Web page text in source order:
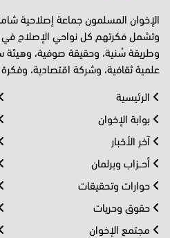
الإخوان المسلمون جماعة إصلاحية
وتشمل فكرتهم كل نواحي الإصلاح
وطريقة سُنية، وحقيقة صوفية، وهيئة
علمية ثقافية، وشركة اقتصادية، وفكرة
الرئيسية
بوابة الإخوان
آخر الأخبار
أحــزاب وبرلمان
حوارات وتحقيقات
حقوق وحريات
مجتمع الإخوان